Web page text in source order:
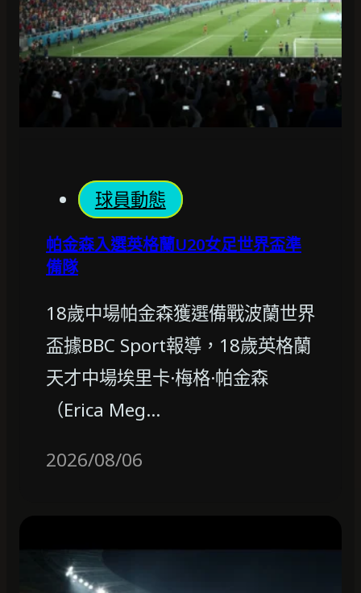
球員動態
帕金森入選英格蘭U20女足世界盃準
備隊
18歲中場帕金森獲選備戰波蘭世界
盃據BBC Sport報導，18歲英格蘭
天才中場埃里卡·梅格·帕金森
（Erica Meg…
2026/08/06